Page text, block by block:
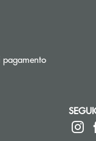
nuova finestra
Apre una